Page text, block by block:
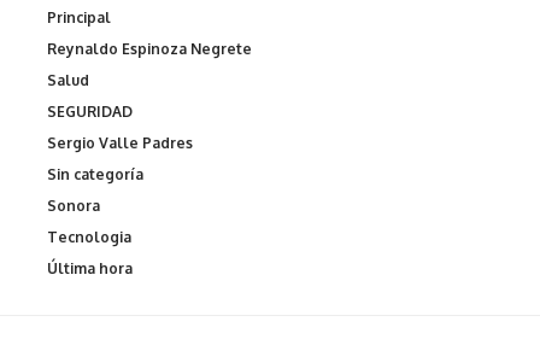
Principal
Reynaldo Espinoza Negrete
Salud
SEGURIDAD
Sergio Valle Padres
Sin categoría
Sonora
Tecnologia
Última hora